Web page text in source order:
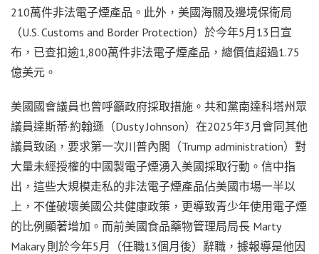
210萬件非法電子煙產品。此外，美國海關及邊境保衛局
（U.S. Customs and Border Protection）於今年5月13日宣
布，已查扣逾1,800萬件非法電子煙產品，總價值超過1.75
億美元。
美國國會議員也曾呼籲政府採取措施。共和黨南達科塔州眾
議員達斯蒂·約翰遜（Dusty Johnson）在2025年3月會同其他
議員致函，要求第一次川普內閣（Trump administration）對
大量未經授權的中國製電子煙湧入美國採取行動。信中指
出，這些大規模走私的非法電子煙產品佔美國市場一半以
上，不僅破壞美國公共健康政策，更導致青少年使用電子煙
的比例顯著增加。而前美國食品藥物管理局局長 Marty
Makary 則於今年5月（任職13個月後）辭職，據報導是他因